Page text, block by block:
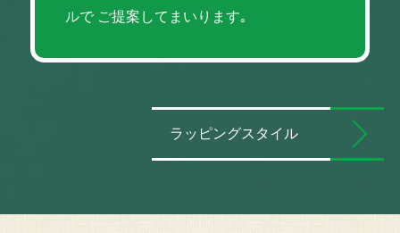
ルでご提案してまいります｡
ラッピングスタイル